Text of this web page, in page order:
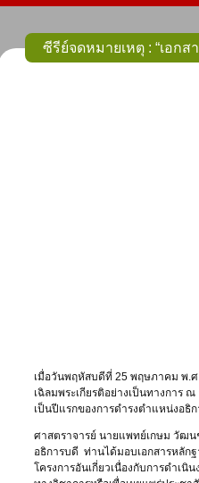
ซีรีย์จดหมายเหตุ : “เอก
เมื่อวันพฤหัสบดีที่ 25 พฤษภาคม พ.
เฉิลมพระเกียรติอย่างเป็นทางการ
เป็นปีแรกของการดำรงตำแหน่งอธิ
ศาสตราจารย์ นายแพทย์เกษม วัฒ
อธิการบดี ท่านได้มอบเอกสารหลักฐ
โครงการอันเกี่ยวเนื่องกับการดำเ